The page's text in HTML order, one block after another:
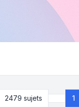
2479 sujets Page 1
1